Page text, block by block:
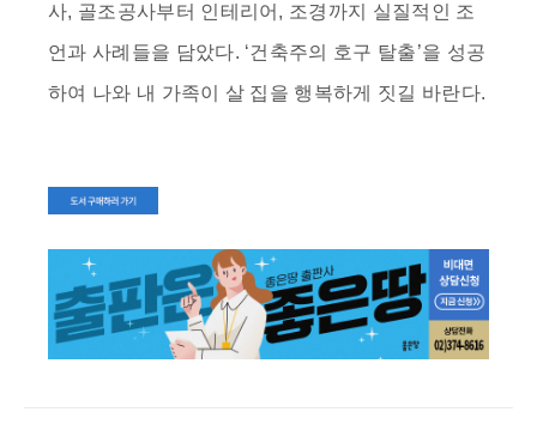
사, 골조공사부터 인테리어, 조경까지 실질적인 조
언과 사례들을 담았다. ‘건축주의 호구 탈출’을 성공
하여 나와 내 가족이 살 집을 행복하게 짓길 바란다.